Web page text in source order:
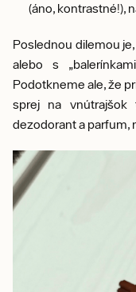
(áno, kontrastné!),
Poslednou dilemou
alebo s
Podotkneme ale, že
sprej na
dezodorant a parfum,